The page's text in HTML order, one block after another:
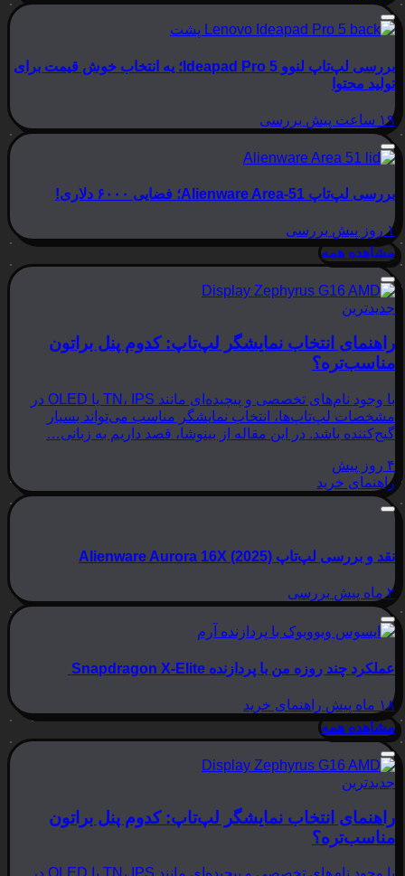
بررسی لپ‌تاپ لنوو Ideapad Pro 5؛ یه انتخاب خوش قیمت برای
تولید محتوا
۱۹ ساعت پیش بررسی
بررسی لپ‌تاپ Alienware Area-51؛ فضایی ۶۰۰۰ دلاری!
۱ روز پیش
بررسی
مشاهده همه
جدیدترین
راهنمای انتخاب نمایشگر لپ‌تاپ: کدوم پنل براتون
مناسب‌تره؟
با وجود نام‌های تخصصی و پیچیده‌ای مانند TN، IPS یا OLED در
مشخصات لپ‌تاپ‌ها، انتخاب نمایشگر مناسب می‌تواند بسیار
گیج‌کننده باشد. در این مقاله از بینوشا، قصد داریم به زبانی…
۴ روز پیش
راهنمای خرید
نقد و بررسی لپ‌تاپ Alienware Aurora 16X (2025)
۲ ماه پیش بررسی
عملکرد چند روزه من با پردازنده Snapdragon X-Elite
۱۸ ماه پیش
راهنمای خرید
مشاهده همه
جدیدترین
راهنمای انتخاب نمایشگر لپ‌تاپ: کدوم پنل براتون
مناسب‌تره؟